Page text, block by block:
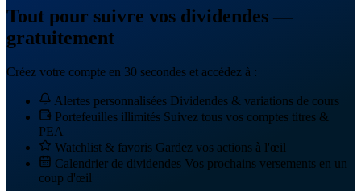
Tout pour suivre vos dividendes —
gratuitement
Créez votre compte en 30 secondes et accédez à :
Alertes personnalisées Dividendes & variations de cours
Portefeuilles illimités Suivez tous vos comptes titres &
PEA
Watchlist & favoris Gardez vos actions à l'œil
Calendrier de dividendes Vos prochains versements en un
coup d'œil